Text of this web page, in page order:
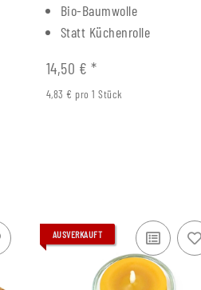
Bio-Baumwolle
Statt Küchenrolle
14,50 € *
4,83 € pro 1 Stück
AUSVERKAUFT